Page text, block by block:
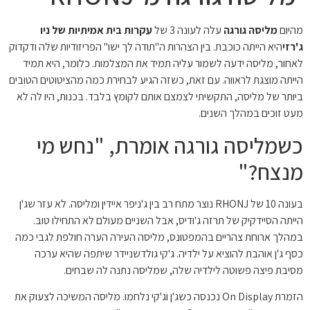
מהיוםמליסה גורגה עלה לעונה 3 של
עקרות בית אמיתיות של ניו
ג'רזיהיא הייתה כוכבת. בין הצהרות ה"תודה לך ישו" הפריזודיות שלה ודקדוק
לאחור, מליסה ידעה לשמור עליה תמיד את המצלמות. כלומר, היא תמיד
הייתה מוצגת לראווה. עם זאת, כשזה הגיע לבחירת כמה מהציטוטים הטובים
ביותר של מליסה, התקשיתי לצמצם אותם לקומץ בלבד. בכנות, היו לה לא
מעט זוכים במהלך השנים.
כשמליסה גורגה אומרת, "נחש מי
מנצח?"
בעונה 10 של RHONJ נוצר מתח רב בין ג'ניפר איידין ומליסה. לא עזר שג'ן
הייתה הסיידקיק של תרזה ג'ודיס, אבל השניים מעולם לא התחילו טוב.
במהלך ארוחת צהריים בהמפטונס, מליסה העירה הערה חולפת לגבי כמה
כסף ג'ן אוהבת להוציא על ילדיה. ג'קי גולדשניידר שיתפה שהיא ערכה
מסיבת פיצה פשוטה לילדיה שלה, שמליסה נתנה לה שבחים.
הזמרת On Display נכנסה כשג'ן וג'קי נלחמו. מליסה המשיכה לצעוק את